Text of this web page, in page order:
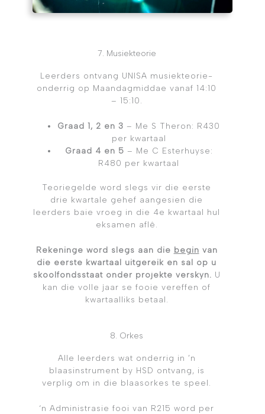
7. Musiekteorie
Leerders ontvang UNISA musiekteorie-
onderrig op Maandagmiddae vanaf 14:10
– 15:10.
Graad 1, 2 en 3 – Me S Theron: R430
per kwartaal
Graad 4 en 5 – Me C Esterhuyse:
R480 per kwartaal
Teoriegelde word slegs vir die eerste
drie kwartale gehef aangesien die
leerders baie vroeg in die 4e kwartaal hul
eksamen aflê.
Rekeninge word slegs aan die begin van
die eerste kwartaal uitgereik en sal op u
skoolfondsstaat onder projekte verskyn. U
kan die volle jaar se fooie vereffen of
kwartaalliks betaal.
8. Orkes
Alle leerders wat onderrig in ’n
blaasinstrument by HSD ontvang, is
verplig om in die blaasorkes te speel.
‘n Administrasie fooi van R215 word per